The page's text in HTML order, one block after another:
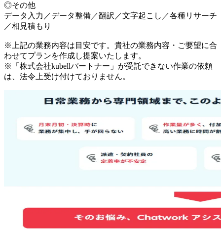
◎その他
データ入力／データ整備／翻訳／文字起こし／各種リサーチ
／相見積もり
※上記の業務内容は目安です。貴社の業務内容・ご要望に合
わせてプランを作成し提案いたします。
※「株式会社kubellパートナー」が受託できない作業の依頼
は、法令上受け付けておりません。